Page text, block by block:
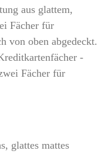
aus glattem,
Fächer für
von oben abgedeckt.
-
Fächer für
glattes mattes